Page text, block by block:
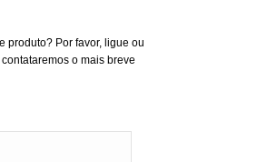
produto? Por favor, ligue ou
o mais breve